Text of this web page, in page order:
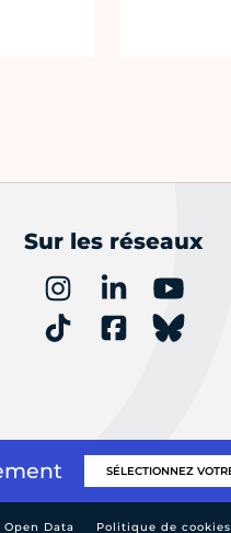
Sur les réseaux
Open Data Politique de cookies